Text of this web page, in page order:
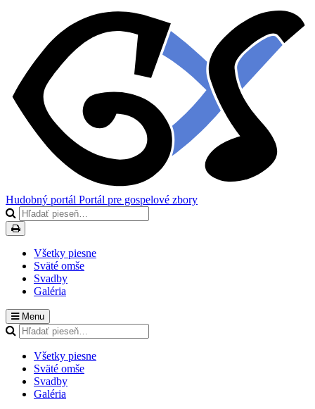
Hudobný portál Portál pre gospelové zbory
Všetky piesne
Sväté omše
Svadby
Galéria
Menu
Všetky piesne
Sväté omše
Svadby
Galéria